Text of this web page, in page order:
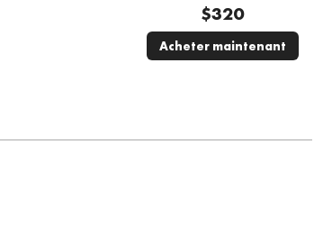
$320
Acheter maintenant